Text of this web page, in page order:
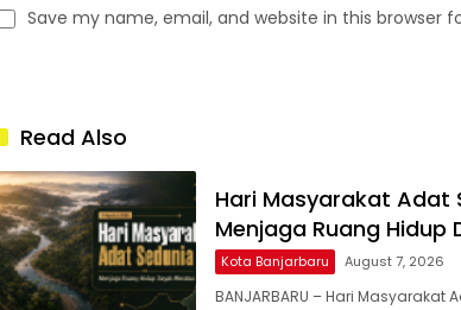
Save my name, email, and website in this browser
Read Also
Hari Masyarakat Adat
Menjaga Ruang Hidup
Kota Banjarbaru August 7, 2026
BANJARBARU – Hari